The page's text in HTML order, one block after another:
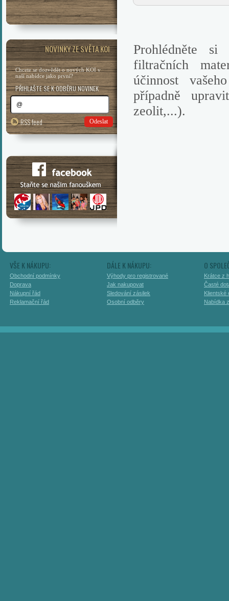
NOVINKY ZE SVĚTA KOI
Chcete se dozvědět o nových KOI v
naší nabídce jako první?
PŘIHLAŠTE SE K ODBĚRU NOVINEK
RSS feed Odeslat
Prohlédněte
filtračních
účinnost
případně
zeolit,...).
VŠE K NÁKUPU:
Obchodní podmínky
Doprava
Nákupní řád
Reklamační řád
DÁLE K NÁKUPU:
Výhody pro registrované
Jak nakupovat
Sledování zásilek
Osobní odběry
O
Krátce z
Časté
Klientské
Nabídka